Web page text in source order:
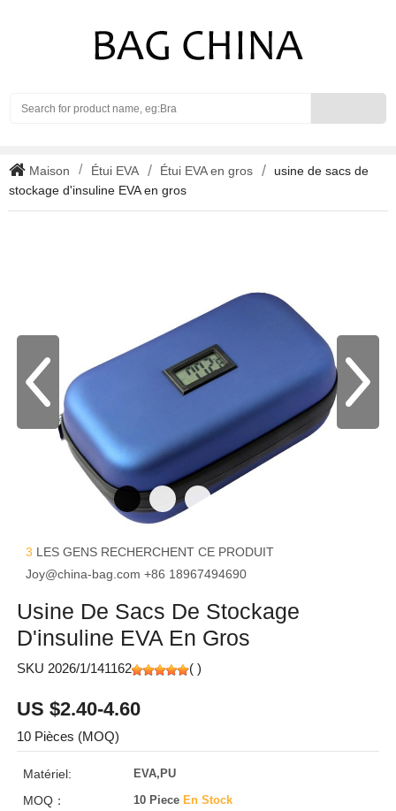
Maison Étui EVA Étui EVA en gros
usine de sacs de
stockage d'insuline EVA en gros
3 LES GENS RECHERCHENT CE PRODUIT
Joy@china-bag.com +86 18967494690
Usine De Sacs De Stockage
D'insuline EVA En Gros
SKU 2026/1/141162 ( )
US $2.40-4.60
10 Pièces (MOQ)
Matériel: EVA,PU
MOQ： 10 Piece En Stock